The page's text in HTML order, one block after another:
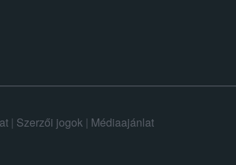
| Szerzői jogok| Médiaajánlat